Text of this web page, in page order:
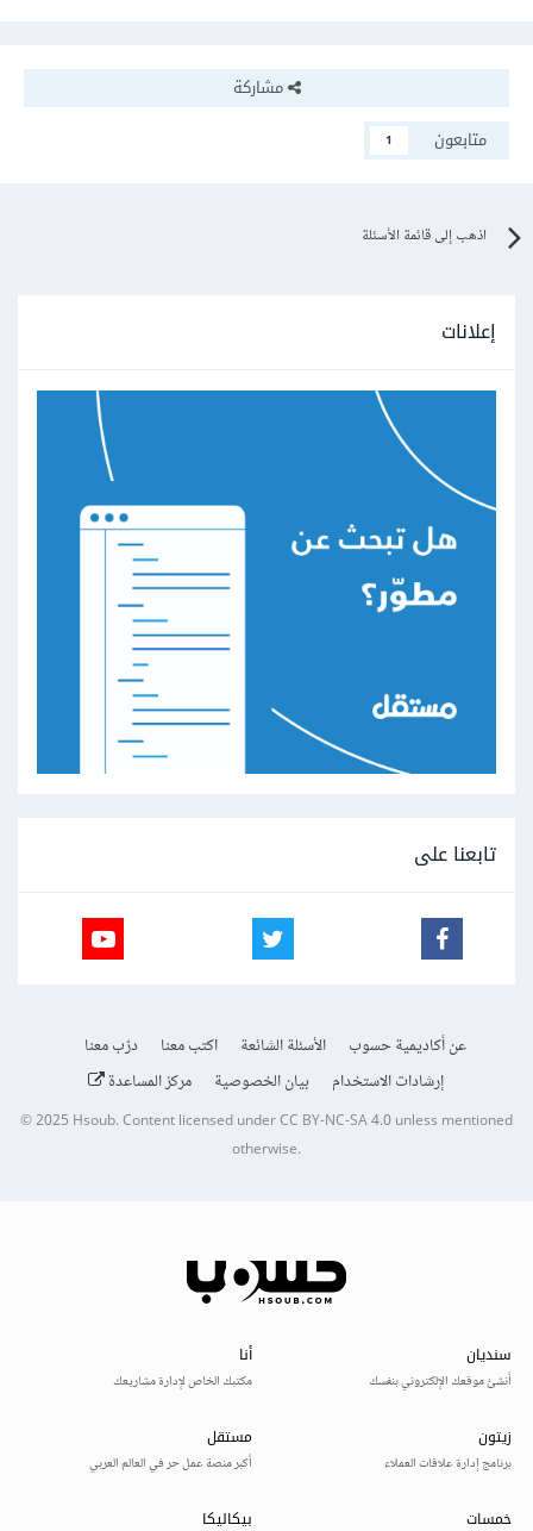
مشاركة
متابعون
1
اذهب إلى قائمة الأسئلة
إعلانات
تابعنا على
عن أكاديمية حسوب الأسئلة الشائعة اكتب معنا
درّب معنا
إرشادات الاستخدام
بيان الخصوصية مركز المساعدة
© 2025Hsoub.Content licensed underCC BY-NC-SA 4.0unless mentioned
otherwise.